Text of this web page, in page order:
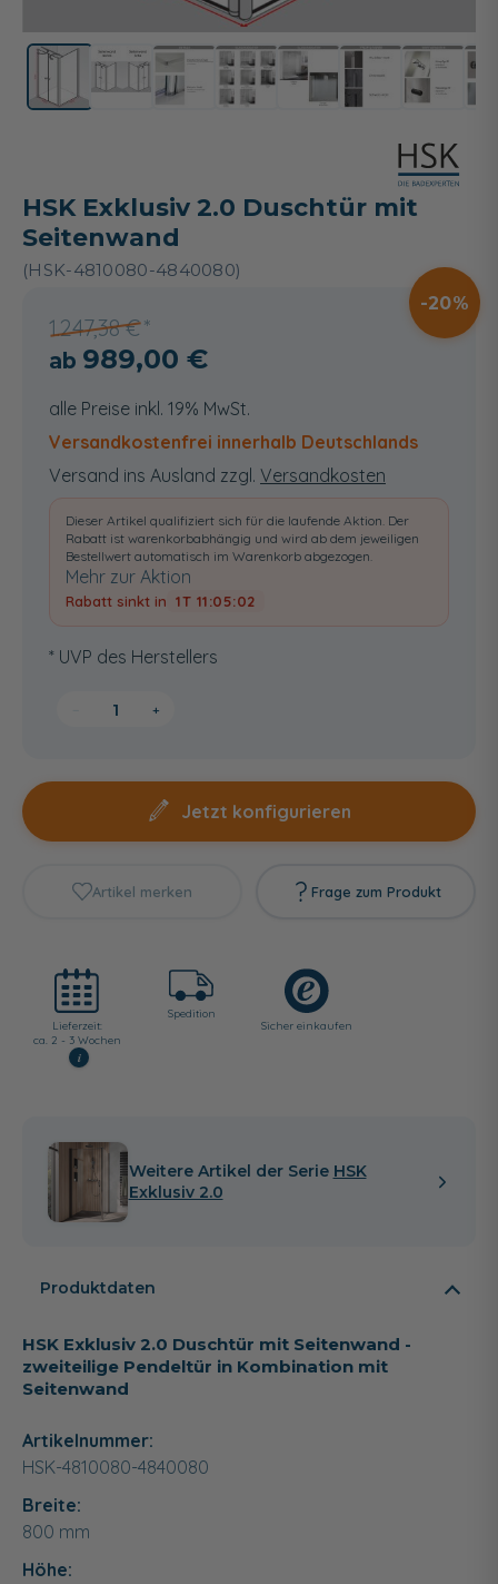
HSK Exklusiv 2.0 Duschtür mit
Seitenwand
(HSK-4810080-4840080)
1.247,38 €
20
989,00 €
alle Preise inkl. 19% MwSt.
Versandkostenfrei innerhalb Deutschlands
Versand ins Ausland zzgl. Versandkosten
Dieser Artikel qualifiziert sich für die laufende Aktion. Der
Rabatt ist warenkorbabhängig und wird ab dem jeweiligen
Bestellwert automatisch im Warenkorb abgezogen.
Mehr zur Aktion
Rabatt sinkt in 1T 11:05:01
* UVP des Herstellers
+
Jetzt konfigurieren
Artikel merken Frage zum Produkt
Lieferzeit:
ca. 2 - 3 Wochen
i
Spedition
Sicher einkaufen
Weitere Artikel der Serie HSK
Exklusiv 2.0
Produktdaten
HSK Exklusiv 2.0 Duschtür mit Seitenwand -
zweiteilige Pendeltür in Kombination mit
Seitenwand
Artikelnummer:
HSK-4810080-4840080
Breite:
800 mm
Höhe: